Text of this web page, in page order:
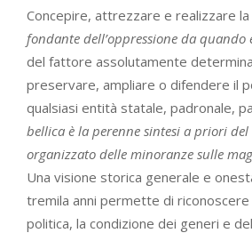
Concepire, attrezzare e realizzare
fondante dell’oppressione da quando
del fattore assolutamente
preservare, ampliare o difendere il
qualsiasi entità statale, padronale,
bellica è la perenne sintesi a priori
organizzato delle minoranze sulle
Una visione storica generale e
tremila anni permette di riconoscere
politica, la condizione dei generi e